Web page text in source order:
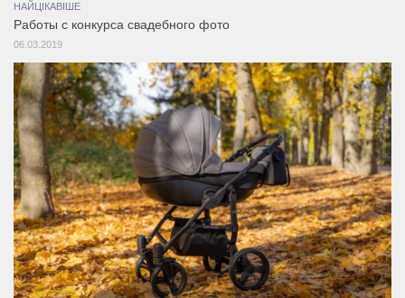
НАЙЦІКАВІШЕ
Работы с конкурса свадебного фото
06.03.2019